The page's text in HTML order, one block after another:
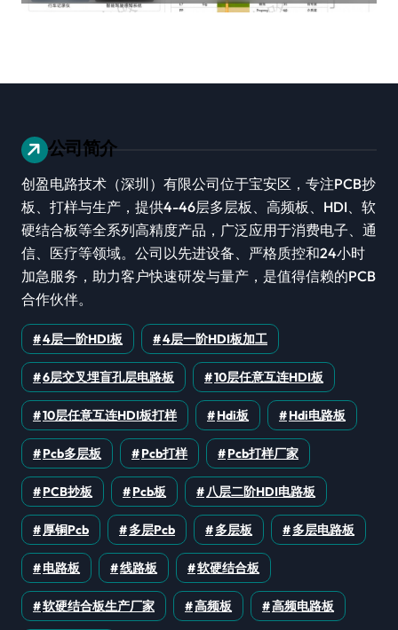
公司简介
创盈电路技术（深圳）有限公司位于宝安区，专注PCB抄
板、打样与生产，提供4-46层多层板、高频板、HDI、软
硬结合板等全系列高精度产品，广泛应用于消费电子、通
信、医疗等领域。公司以先进设备、严格质控和24小时
加急服务，助力客户快速研发与量产，是值得信赖的PCB
合作伙伴。
4层一阶HDI板 4层一阶HDI板加工
6层交叉埋盲孔层电路板 10层任意互连HDI板
10层任意互连HDI板打样 Hdi板 Hdi电路板
Pcb多层板 Pcb打样 Pcb打样厂家
PCB抄板 Pcb板 八层二阶HDI电路板
厚铜pcb 多层pcb 多层板 多层电路板
电路板 线路板 软硬结合板
软硬结合板生产厂家 高频板 高频电路板